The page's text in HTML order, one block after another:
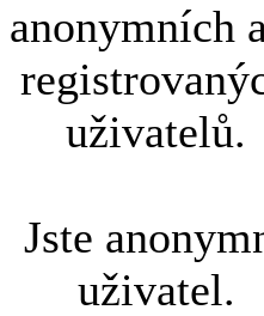
anonymních
uživatelů.
Jste
uživatel.